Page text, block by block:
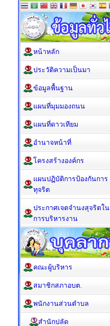
หน้าหลัก
ประวัติความเป็นมา
ข้อมูลพื้นฐาน
แผนที่มุมมองถนน
แผนที่ดาวเทียม
อำนาจหน้าที่
โครงสร้างองค์กร
แผนปฏิบัติการป้องกันการ
ทุจริต
ประกาศเจตจำนงสุจริตใน
การบริหารงาน
คณะผู้บริหาร
สมาชิกสภาอบต.
พนักงานส่วนตำบล
สำนักปลัด